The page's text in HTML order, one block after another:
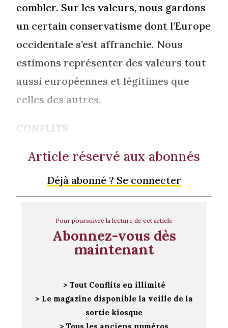
combler. Sur les valeurs, nous gardons
un certain conservatisme dont l’Europe
occidentale s’est affranchie. Nous
estimons représenter des valeurs tout
aussi européennes et légitimes que
celles des autres.
CONFLITS
Article réservé aux abonnés
Déjà abonné ? Se connecter
Pour poursuivre la lecture de cet article
Abonnez-vous dès
maintenant
> Tout Conflits en illimité
> Le magazine disponible la veille de la
sortie kiosque